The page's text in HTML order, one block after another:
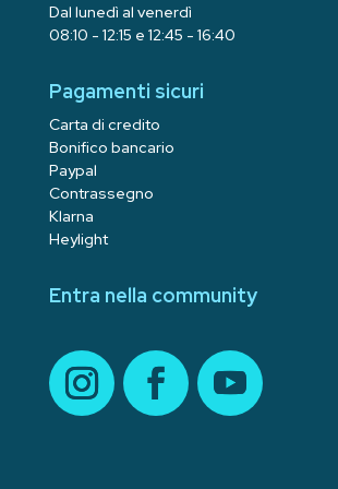
Dal lunedì al venerdì
08:10 - 12:15 e 12:45 - 16:40
Pagamenti sicuri
Carta di credito
Bonifico bancario
Paypal
Contrassegno
Klarna
Heylight
Entra nella community